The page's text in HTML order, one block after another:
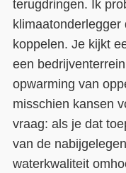
terugdringen. Ik
koppelen. Je kijkt
een
opwarming van
misschien kansen
vraag: als je dat
van de
waterkwaliteit